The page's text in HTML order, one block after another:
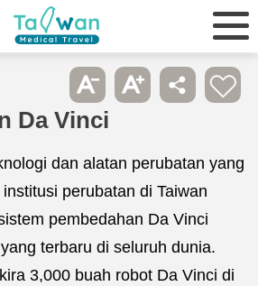
Da Vinci
dan alatan perubatan yang
perubatan di Taiwan
pembedahan Da Vinci
terbaru di seluruh dunia.
3,000 buah robot Da Vinci di